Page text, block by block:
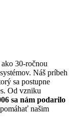
30-ročnou
Náš príbeh
sa postupne
Od vzniku
sa nám podarilo
našim